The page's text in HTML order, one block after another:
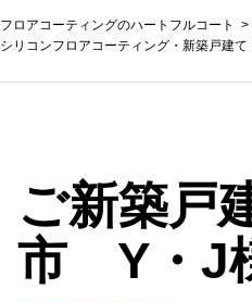
フロアコーティングのハートフルコート
シリコンフロアコーティング ・ 新築戸建て
ご新築戸
市 Y・J